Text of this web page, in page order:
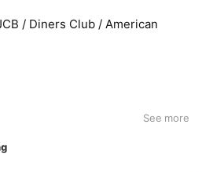
/ Diners Club / American
See more